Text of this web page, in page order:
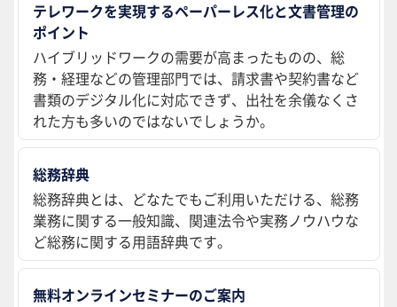
テレワークを実現するペーパーレス化と文書管理の
ポイント
ハイブリッドワークの需要が高まったものの、総
務・経理などの管理部門では、請求書や契約書など
書類のデジタル化に対応できず、出社を余儀なくさ
れた方も多いのではないでしょうか。
総務辞典
総務辞典とは、どなたでもご利用いただける、総務
業務に関する一般知識、関連法令や実務ノウハウな
ど総務に関する用語辞典です。
無料オンラインセミナーのご案内